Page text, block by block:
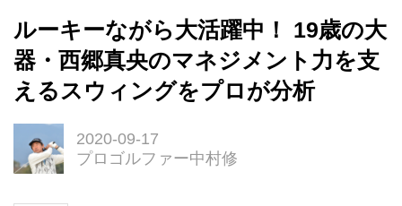
ルーキーながら大活躍中！ 19歳の大
器・西郷真央のマネジメント力を支
えるスウィングをプロが分析
2020-09-17
プロゴルファー中村修